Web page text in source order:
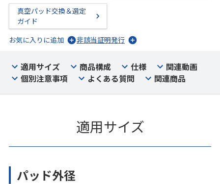
真空パッド交換＆選定
ガイド
お気に入りに追加
非該当証明発行
適用サイズ 商品構成 仕様
関連動画
個別注意事項
よくある質問 関連商品
適用サイズ
パッド外径